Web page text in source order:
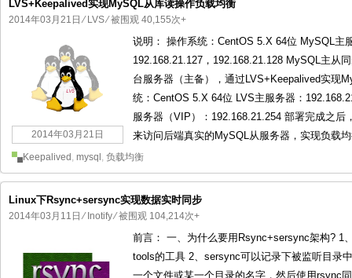
LVS+Keepalived实现MySQL从库读操作负载均衡
2014年03月21日 ⁄ LVS⁄ 被围观 40,155次+
2014年03月21日
说明： 操作系统：CentOS 5.X 64位 MySQL主
192.168.21.127，192.168.21.128 MySQL主从
台服务器（主备），通过LVS+Keepalived实现
统：CentOS 5.X 64位 LVS主服务器：
服务器（VIP）：192.168.21.254 部署完成之
来访问后端真实的MySQL从服务器，实现负载
Keepalived , mysql , 负载均衡
Linux下Rsync+sersync实现数据实时同步
2014年03月11日 ⁄ Inotify⁄ 被围观 104,214次+
前言： 一、为什么要用Rsync+sersync架构? 1
tools的工具 2、sersync可以记录下被监听目录
一个文件或某一个目录的名字，然后使用rsync